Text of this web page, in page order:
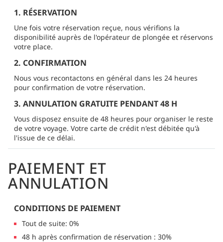
1. RÉSERVATION
Une fois votre réservation reçue, nous vérifions la
disponibilité auprès de l'opérateur de plongée et réservons
votre place.
2. CONFIRMATION
Nous vous recontactons en général dans les 24 heures
pour confirmation de votre réservation.
3. ANNULATION GRATUITE PENDANT 48 H
Vous disposez ensuite de 48 heures pour organiser le reste
de votre voyage. Votre carte de crédit n'est débitée qu'à
l'issue de ce délai.
PAIEMENT ET
ANNULATION
CONDITIONS DE PAIEMENT
Tout de suite: 0%
48 h après confirmation de réservation : 30%